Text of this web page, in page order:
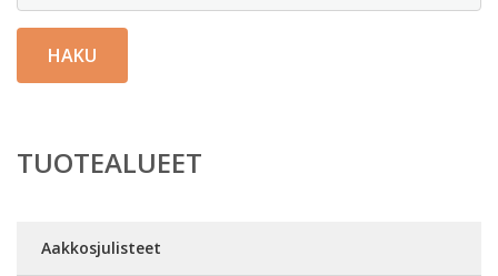
HAKU
TUOTEALUEET
Aakkosjulisteet